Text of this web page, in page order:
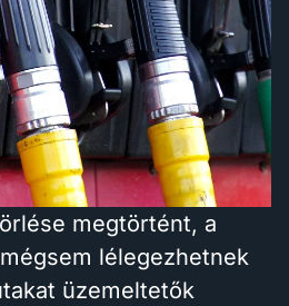
megtörtént, a
lélegezhetnek
üzemeltetők